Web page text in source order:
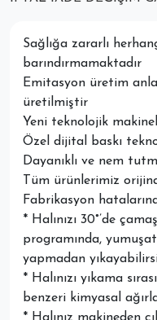
Sağlığa zararlı
barındırmamaktadır
Emitasyon üretim
üretilmiştir
Yeni teknolojik
Özel dijital baskı
Dayanıklı ve nem
Tüm ürünlerimiz
Fabrikasyon
* Halınızı 30°’de
programında,
yapmadan
* Halınızı yıkama
benzeri kimyasal
* Halınız makineden